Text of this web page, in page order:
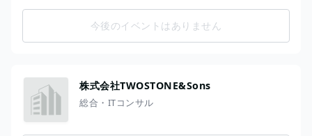
今後のイベントはありません
株式会社TWOSTONE&Sons
総合・ITコンサル